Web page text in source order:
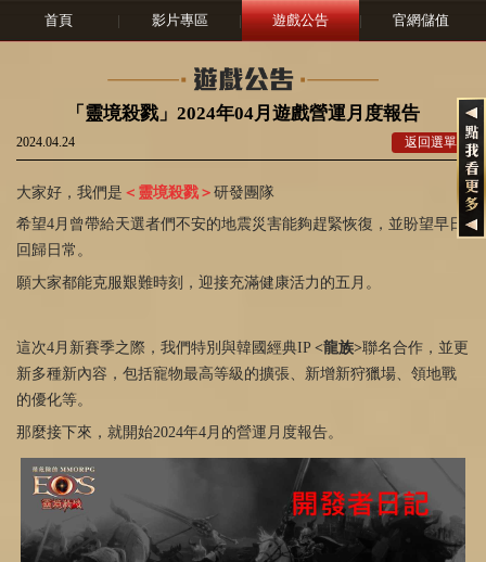
首頁 | 影片專區 | 遊戲公告 | 官網儲值
「靈境殺戮」2024年04月遊戲營運月度報告
2024.04.24 返回選單
大家好，我們是 ＜靈境殺戮＞ 研發團隊
希望4月曾帶給天選者們不安的地震災害能夠趕緊恢復，並盼望早日
回歸日常。
願大家都能克服艱難時刻，迎接充滿健康活力的五月。
這次4月新賽季之際，我們特別與韓國經典IP <龍族>聯名合作，並更
新多種新內容，包括寵物最高等級的擴張、新增新狩獵場、領地戰
的優化等。
那麼接下來，就開始2024年4月的營運月度報告。